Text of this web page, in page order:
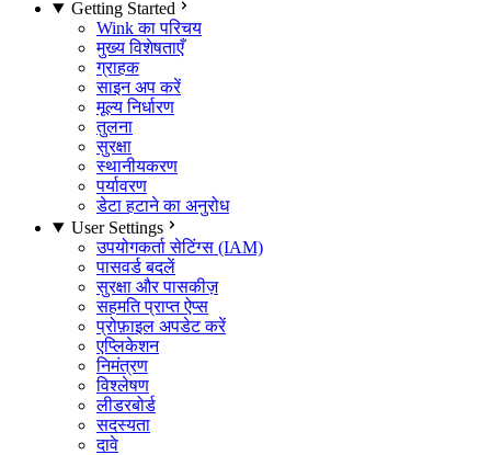
Getting Started
Wink का परिचय
मुख्य विशेषताएँ
ग्राहक
साइन अप करें
मूल्य निर्धारण
तुलना
सुरक्षा
स्थानीयकरण
पर्यावरण
डेटा हटाने का अनुरोध
User Settings
उपयोगकर्ता सेटिंग्स (IAM)
पासवर्ड बदलें
सुरक्षा और पासकीज़
सहमति प्राप्त ऐप्स
प्रोफ़ाइल अपडेट करें
एप्लिकेशन
निमंत्रण
विश्लेषण
लीडरबोर्ड
सदस्यता
दावे